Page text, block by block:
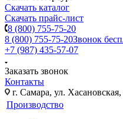
Скачать каталог
Скачать прайс-лист
8 (800) 755-75-20
8 (800) 755-75-20Звонок
+7 (987) 435-57-07
Заказать звонок
Контакты
г. Самара, ул.
Производство